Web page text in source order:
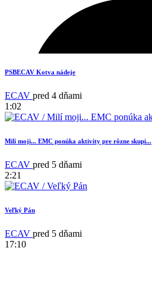
1
PSBECAV Kotva nádeje
ECAV pred 4 dňami
1:02
Milí moji... EMC ponúka aktivity pre rôzne skupi...
ECAV pred 5 dňami
2:21
Veľký Pán
ECAV pred 5 dňami
17:10